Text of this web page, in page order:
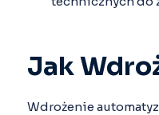
Jak
Wdrożenie